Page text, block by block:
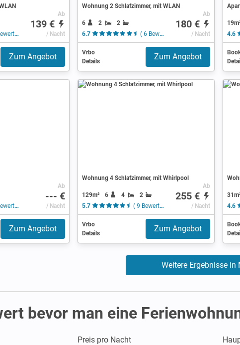
)
Ab
139 €
/ Nacht
Zum Angebot
Wohnung 2 Schlafzimmer, mit WLAN
6 2
2
6.7
( 6 Bewertungen )
Ab
180 €
/ Nacht
Vrbo
Details
Zum Angebot
4.6
)
Ab
--- €
/ Nacht
Zum Angebot
Wohnung 4 Schlafzimmer, mit Whirlpool
129m² 6 4
2
5.7
( 9 Bewertungen )
Ab
255 €
/ Nacht
Vrbo
Details
Zum Angebot
4.6
Weitere Ergebnisse in
bevor man eine
Preis pro Nacht